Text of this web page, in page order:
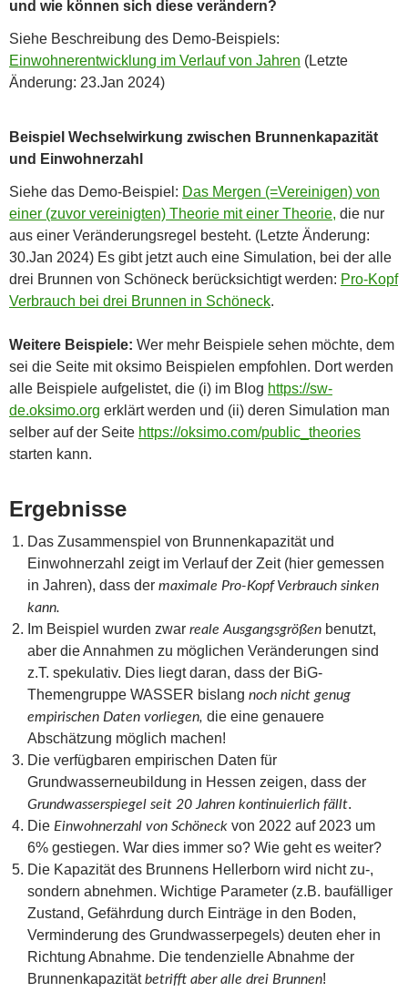
und wie können sich diese verändern?
Siehe Beschreibung des Demo-Beispiels:
Einwohnerentwicklung im Verlauf von Jahren (Letzte
Änderung: 23.Jan 2024)
Beispiel Wechselwirkung zwischen Brunnenkapazität
und Einwohnerzahl
Siehe das Demo-Beispiel: Das Mergen (=Vereinigen) von
einer (zuvor vereinigten) Theorie mit einer Theorie, die nur
aus einer Veränderungsregel besteht. (Letzte Änderung:
30.Jan 2024) Es gibt jetzt auch eine Simulation, bei der alle
drei Brunnen von Schöneck berücksichtigt werden: Pro-Kopf
Verbrauch bei drei Brunnen in Schöneck.
Weitere Beispiele: Wer mehr Beispiele sehen möchte, dem
sei die Seite mit oksimo Beispielen empfohlen. Dort werden
alle Beispiele aufgelistet, die (i) im Blog https://sw-
de.oksimo.org erklärt werden und (ii) deren Simulation man
selber auf der Seite https://oksimo.com/public_theories
starten kann.
Ergebnisse
Das Zusammenspiel von Brunnenkapazität und
Einwohnerzahl zeigt im Verlauf der Zeit (hier gemessen
in Jahren), dass der maximale Pro-Kopf Verbrauch sinken
kann.
Im Beispiel wurden zwar reale Ausgangsgrößen benutzt,
aber die Annahmen zu möglichen Veränderungen sind
z.T. spekulativ. Dies liegt daran, dass der BiG-
Themengruppe WASSER bislang noch nicht genug
empirischen Daten vorliegen, die eine genauere
Abschätzung möglich machen!
Die verfügbaren empirischen Daten für
Grundwasserneubildung in Hessen zeigen, dass der
Grundwasserspiegel seit 20 Jahren kontinuierlich fällt.
Die Einwohnerzahl von Schöneck von 2022 auf 2023 um
6% gestiegen. War dies immer so? Wie geht es weiter?
Die Kapazität des Brunnens Hellerborn wird nicht zu-,
sondern abnehmen. Wichtige Parameter (z.B. baufälliger
Zustand, Gefährdung durch Einträge in den Boden,
Verminderung des Grundwasserpegels) deuten eher in
Richtung Abnahme. Die tendenzielle Abnahme der
Brunnenkapazitätbetrifft aber alle drei Brunnen!